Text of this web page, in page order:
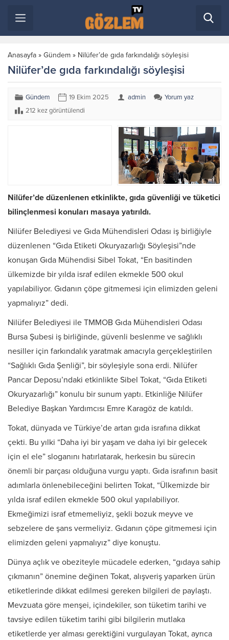
Anasayfa » Gündem » Nilüfer’de gıda farkındalığı söyleşisi
Nilüfer’de gıda farkındalığı söyleşisi
Gündem 19 Ekim 2025 admin
Yorum yaz
212 kez görüntülendi
Nilüfer’de düzenlenen etkinlikte, gıda güvenliği ve tüketici
bilinçlenmesi konuları masaya yatırıldı.
Nilüfer Belediyesi ve Gıda Mühendisleri Odası iş birliğiyle
düzenlenen “Gıda Etiketi Okuryazarlığı Söyleşisi”nde
konuşan Gıda Mühendisi Sibel Tokat, “En basitinden
ülkemizde bir yılda israf edilen ekmekle 500 okul
yapılabiliyor. Gıdanın çöpe gitmemesi için elimizden geleni
yapmalıyız” dedi.
Nilüfer Belediyesi ile TMMOB Gıda Mühendisleri Odası
Bursa Şubesi iş birliğinde, güvenli beslenme ve sağlıklı
nesiller için farkındalık yaratmak amacıyla gerçekleştirilen
“Sağlıklı Gıda Şenliği”, bir söyleşiyle sona erdi. Nilüfer
Pancar Deposu’ndaki etkinlikte Sibel Tokat, “Gıda Etiketi
Okuryazarlığı” konulu bir sunum yaptı. Etkinliğe Nilüfer
Belediye Başkan Yardımcısı Emre Karagöz de katıldı.
Tokat, dünyada ve Türkiye’de artan gıda israfına dikkat
çekti. Bu yılki “Daha iyi bir yaşam ve daha iyi bir gelecek
için el ele” sloganını hatırlatarak, herkesin bu sürecin
önemli bir parçası olduğuna vurgu yaptı. Gıda israfının basit
adımlarla önlenebileceğini belirten Tokat, “Ülkemizde bir
yılda israf edilen ekmekle 500 okul yapılabiliyor.
Ekmeğimizi israf etmemeliyiz, şekli bozuk meyve ve
sebzelere de şans vermeliyiz. Gıdanın çöpe gitmemesi için
elimizden geleni yapmalıyız” diye konuştu.
Dünya açlık ve obeziteyle mücadele ederken, “gıdaya sahip
çıkmanın” önemine değinen Tokat, alışveriş yaparken ürün
etiketlerinde dikkat edilmesi gereken bilgileri de paylaştı.
Mevzuata göre menşei, içindekiler, son tüketim tarihi ve
tavsiye edilen tüketim tarihi gibi bilgilerin mutlaka
etiketlerde yer alması gerektiğini vurgulayan Tokat, ayrıca